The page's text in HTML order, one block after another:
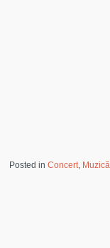
Posted in Concert Muzică